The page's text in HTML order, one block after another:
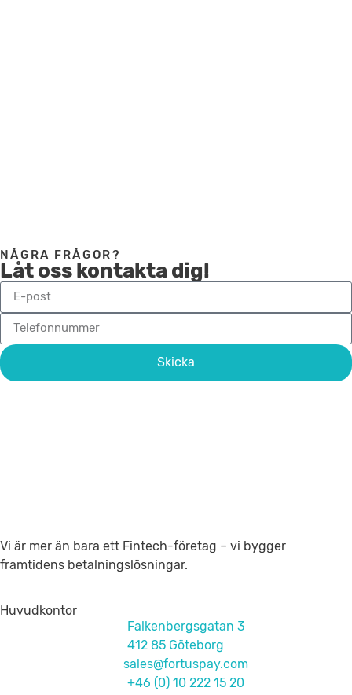
NÅGRA FRÅGOR?
Låt oss kontakta dig!
Skicka
Vi är mer än bara ett Fintech-företag – vi bygger
framtidens betalningslösningar.
Huvudkontor
Falkenbergsgatan 3
412 85 Göteborg
sales@fortuspay.com
+46 (0) 10 222 15 20